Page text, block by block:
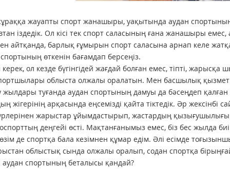
жауапты спорт жанашыры, уақытында аудан спортының
іздедік. Ол кісі тек спорт саласының ғана жанашыры
айтқанда, барлық ғұмырын спорт саласына арнап келе
өткенін бағамдап берсеңіз.
ол кезде бүгінгідей жағдай болған емес, тіпті, жарысқа
облыста олжалы оралатын. Мен басшылық
жылдары туғанда аудан спортының дамуы да бәсеңдеп
жігерінің арқасында еңсемізді қайта тіктедік. Әр жексінбі
жарыстар ұйымдастырып, жастардың
деңгейі өсті. Мақтанғанымыз емес, біз бес жылда
де спортқа бала кезімнен құмар едім. Әлі есімде
облыстық сында олжалы оралып, содан спортқа
аудан спортының беталысы қандай?